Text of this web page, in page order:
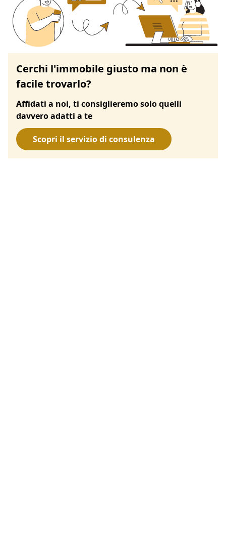
Cerchi l'immobile giusto ma non è
facile trovarlo?
Affidati a noi, ti consiglieremo solo quelli
davvero adatti a te
Scopri il servizio di consulenza